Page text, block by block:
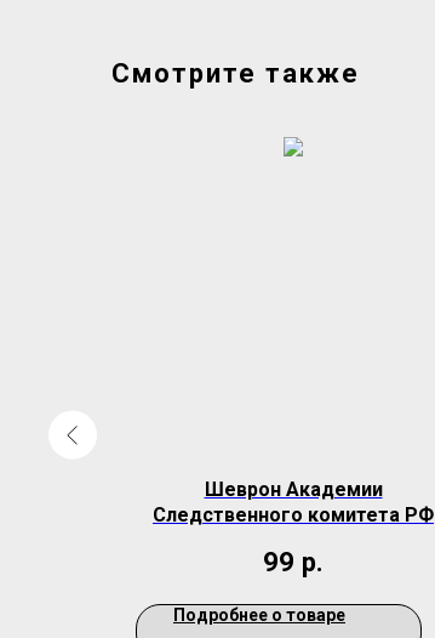
Смотрите также
Шеврон Академии
Следственного комитета РФ
99 р.
Подробнее о товаре